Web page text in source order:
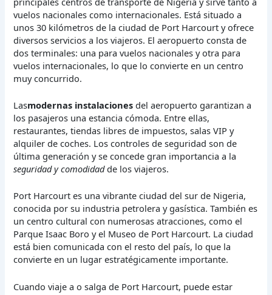
vuelos nacionales como internacionales. Está situado a
unos 30 kilómetros de la ciudad de Port Harcourt y ofrece
diversos servicios a los viajeros. El aeropuerto consta de
dos terminales: una para vuelos nacionales y otra para
vuelos internacionales, lo que lo convierte en un centro
muy concurrido.
Lasmodernas instalaciones del aeropuerto garantizan a
los pasajeros una estancia cómoda. Entre ellas,
restaurantes, tiendas libres de impuestos, salas VIP y
alquiler de coches. Los controles de seguridad son de
última generación y se concede gran importancia a la
seguridad y comodidadde los viajeros.
Port Harcourt es una vibrante ciudad del sur de Nigeria,
conocida por su industria petrolera y gasística. También es
un centro cultural con numerosas atracciones, como el
Parque Isaac Boro y el Museo de Port Harcourt. La ciudad
está bien comunicada con el resto del país, lo que la
convierte en un lugar estratégicamente importante.
Cuando viaje a o salga de Port Harcourt, puede estar